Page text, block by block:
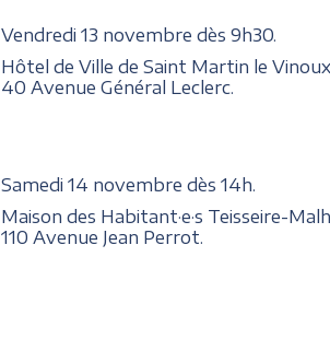
Vendredi 13 novembre dès 9h30.
Hôtel de Ville de Saint Martin le
40 Avenue Général Leclerc.
Samedi 14 novembre dès 14h.
Maison des Habitant·e·s Teisseire-
110 Avenue Jean Perrot.